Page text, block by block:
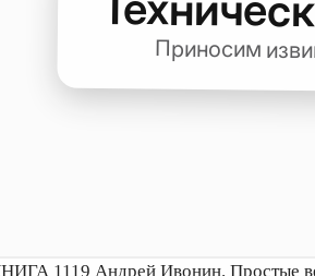
1119 Андрей Ивонин. Простые